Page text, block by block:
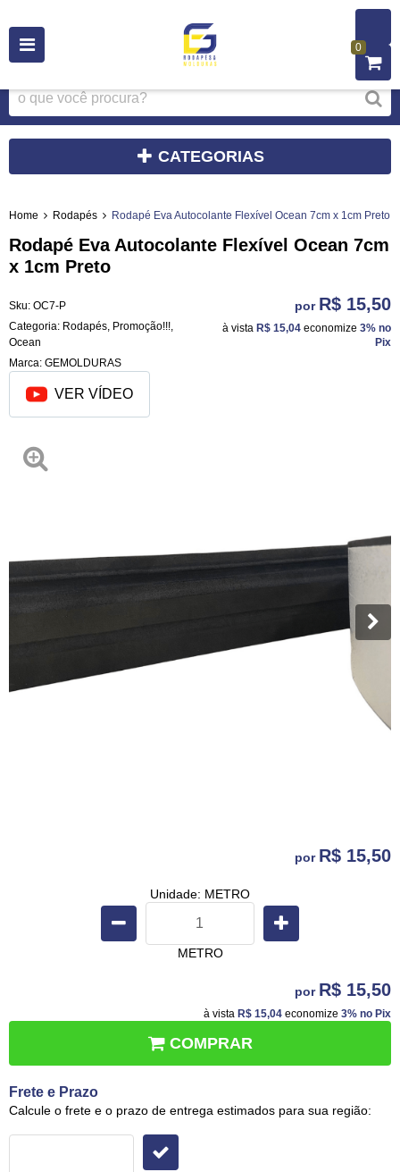
0
CATEGORIAS
Home Rodapés Rodapé Eva Autocolante Flexível Ocean 7cm x 1cm Preto
Rodapé Eva Autocolante Flexível Ocean 7cm
x 1cm Preto
Sku: OC7-P
Categoria: Rodapés Promoção!!!
Ocean
Marca: GEMOLDURAS
por R$ 15,50
à vista R$ 15,04 economize 3% no
Pix
VER VÍDEO
por R$ 15,50
Unidade: METRO
METRO
por R$ 15,50
à vista R$ 15,04 economize 3% no Pix
COMPRAR
Frete e Prazo
Calcule o frete e o prazo de entrega estimados para sua região: